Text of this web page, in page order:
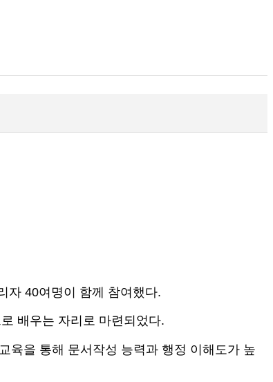
자 40여명이 함께 참여했다.
배우는 자리로 마련되었다.
육을 통해 문서작성 능력과 행정 이해도가 높